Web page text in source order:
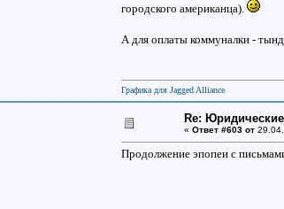
городского американца).
А для оплаты коммуналки -
Графика для Jagged Alliance
Re:
« Ответ #603 от
Продолжение эпопеи с